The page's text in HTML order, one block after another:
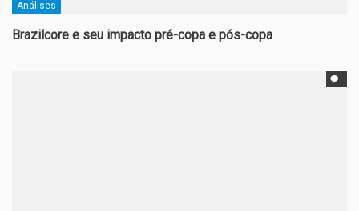
Análises
Brazilcore e seu impacto pré-copa e pós-copa